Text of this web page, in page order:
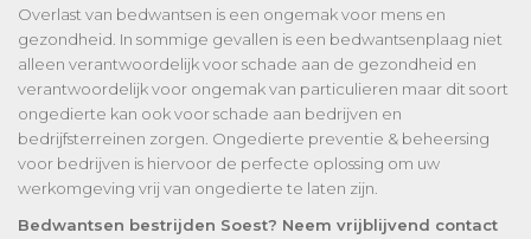
Overlast van bedwantsen is een ongemak voor mens en
gezondheid. In sommige gevallen is een bedwantsenplaag niet
alleen verantwoordelijk voor schade aan de gezondheid en
verantwoordelijk voor ongemak van particulieren maar dit soort
ongedierte kan ook voor schade aan bedrijven en
bedrijfsterreinen zorgen. Ongedierte preventie & beheersing
voor bedrijven is hiervoor de perfecte oplossing om uw
werkomgeving vrij van ongedierte te laten zijn.
Bedwantsen bestrijden Soest? Neem vrijblijvend contact